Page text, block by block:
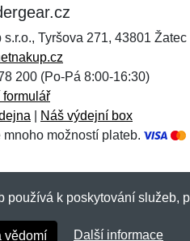
*
Přidat
*
Přidat
s.r.o., Tyršova 271, 43801 Žatec
200 (Po-Pá 8:00-16:30)
formulář
Náš výdejní box
mnoho možností plateb.
používá k poskytování služeb,
vědomí Další informace